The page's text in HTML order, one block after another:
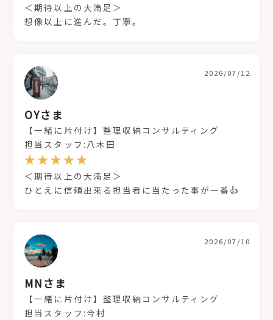
＜期待以上の大満足＞
想像以上に進んだ。丁寧。
OYさま
2026/07/12
【一緒に片付け】整理収納コンサルティング
担当スタッフ:八木田
＜期待以上の大満足＞
ひとえに信頼出来る担当者に当たった事が一番👍
MNさま
2026/07/10
【一緒に片付け】整理収納コンサルティング
担当スタッフ:今村